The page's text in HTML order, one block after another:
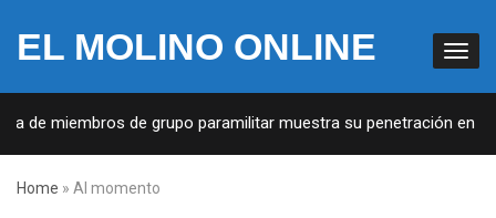
EL MOLINO ONLINE
de miembros de grupo paramilitar muestra su penetración en la
Home » Al momento